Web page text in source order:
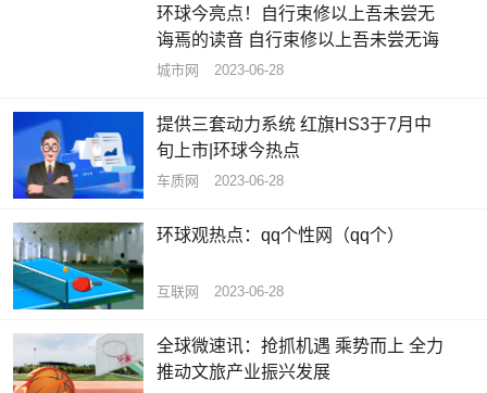
环球今亮点！自行束修以上吾未尝无
诲焉的读音 自行束修以上吾未尝无诲
城市网 2023-06-28
提供三套动力系统 红旗HS3于7月中
旬上市|环球今热点
车质网 2023-06-28
环球观热点：qq个性网（qq个）
互联网 2023-06-28
全球微速讯：抢抓机遇 乘势而上 全力
推动文旅产业振兴发展